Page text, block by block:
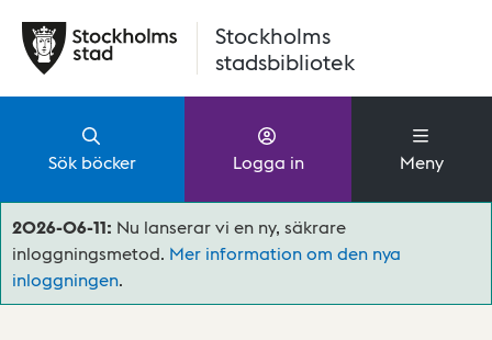
Stockholms
stadsbibliotek
Sök böcker Logga in Meny
2026-06-11: Nu lanserar vi en ny, säkrare
inloggningsmetod. Mer information om den nya
inloggningen.